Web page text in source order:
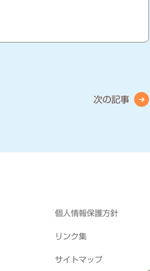
次の記事
個人情報保護方針
リンク集
サイトマップ